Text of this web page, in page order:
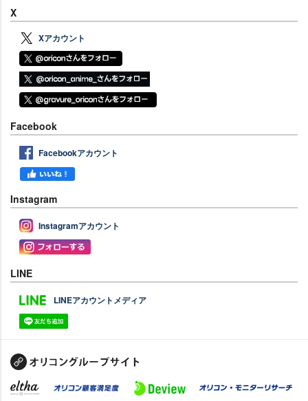
X
Xアカウント
Facebook
Facebookアカウント
Instagram
Instagramアカウント
LINE
LINEアカウントメディア